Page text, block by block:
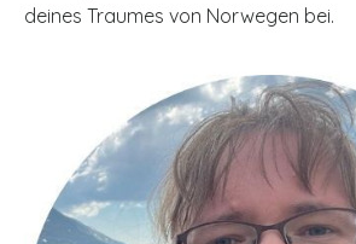
deines Traumes von Norwegen bei.